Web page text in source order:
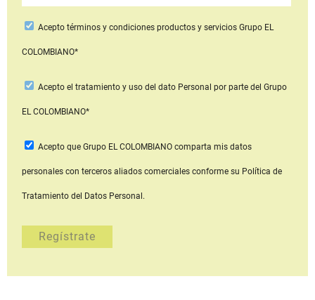
Aceptotérminos y condiciones productos y serviciosGrupo EL
COLOMBIANO*
Acepto el tratamiento y uso del dato Personal por parte del Grupo
EL COLOMBIANO*
Acepto que Grupo EL COLOMBIANOcomparta mis datos
personales con terceros aliados comerciales conforme su Política de
Tratamiento del Datos Personal.